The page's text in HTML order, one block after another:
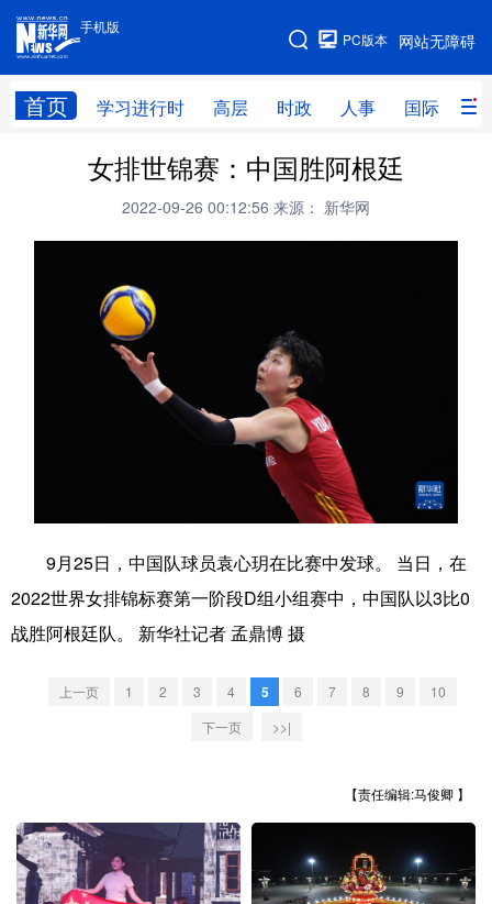
手机版
网站无障碍
PC版本
首页 学习进行时 高层 时政 人事 国际 财
手机版
网站地图
学习进行时 高层 时政
财经 网评
健康
视频 图片
金融
信息化 数字经济
彩票 娱乐 时尚
北京 河北 山西
辽宁 吉林 上海 江苏
女排世锦赛：中国胜阿根廷
2022-09-26 00:12:56 来源： 新华网
9月25日，中国队球员袁心玥在比赛中发球。 当日，在
2022世界女排锦标赛第一阶段D组小组赛中，中国队以3比0
战胜阿根廷队。 新华社记者 孟鼎博 摄
上一页 1 2 3 4 5 6 7 8 9
10
下一页
>>|
【责任编辑:马俊卿 】